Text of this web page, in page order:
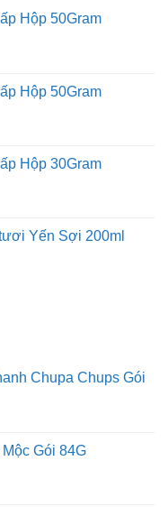
Hộp 50Gram
Hộp 50Gram
Hộp 30Gram
Yến Sợi 200ml
Chupa Chups Gói
Gói 84G